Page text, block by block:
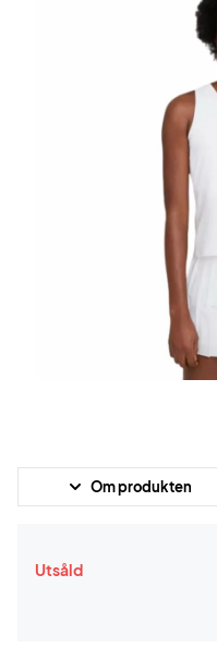
Om produkten
Utsåld